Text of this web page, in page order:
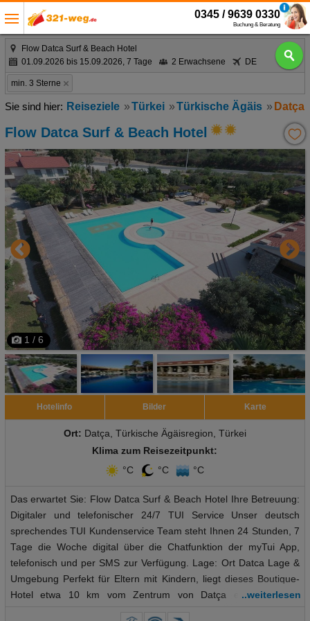
0345 / 9639 0330
Buchung & Beratung
Flow Datca Surf & Beach Hotel
01.09.2026 bis 15.09.2026, 7 Tage
2 Erwachsene DE
min. 3 Sterne
Reiseziele Türkei Türkische Ägäis Datça
Flow Datca Surf & Beach Hotel
1 / 6
Hotelinfo Bilder Karte
Ort: Datça, Türkische Ägäisregion, Türkei
Klima zum Reisezeitpunkt:
°C
°C °C
Das erwartet Sie: Flow Datca Surf & Beach Hotel Ihre Betreuung:
Digitaler und telefonischer 24/7 TUI Service Unser deutsch
sprechendes TUI Kundenservice Team steht Ihnen 24 Stunden, 7
Tage die Woche digital über die Chatfunktion der myTui App,
telefonisch und per SMS zur Verfügung. Lage: Ort Datca Lage &
Umgebung Perfekt für Eltern mit Kindern, liegt dieses Boutique-
Hotel etwa 10 km vom Zentrum von Datça entfernt. Lage
..weiterlesen